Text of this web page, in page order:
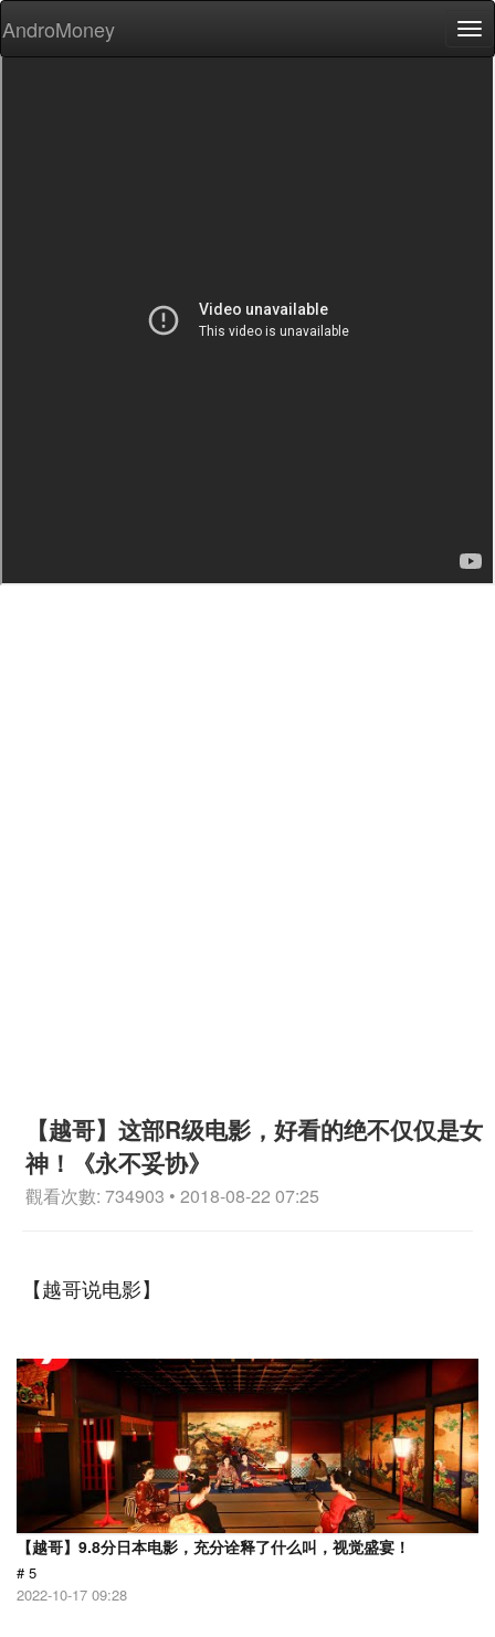
AndroMoney
【越哥】这部R级电影，好看的绝不仅仅是女
神！《永不妥协》
觀看次數: 734903 • 2018-08-22 07:25
【越哥说电影】
【越哥】9.8分日本电影，充分诠释了什么叫，视觉盛宴！
# 5
2022-10-17 09:28